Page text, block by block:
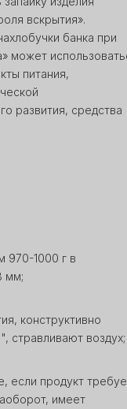
вскрытия».
банка при
может
питания,
развития, средства
970-1000 г в
мм;
конструктивно
стравливают воздух;
если продукт
имеет